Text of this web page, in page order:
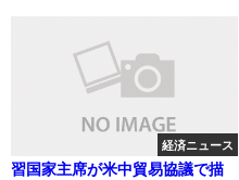
経済ニュース
習国家主席が米中貿易協議で描